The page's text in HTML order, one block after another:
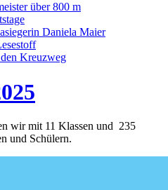
über 800 m
Daniela Maier
Kreuzweg
wir mit 11 Klassen und 235
und Schülern.